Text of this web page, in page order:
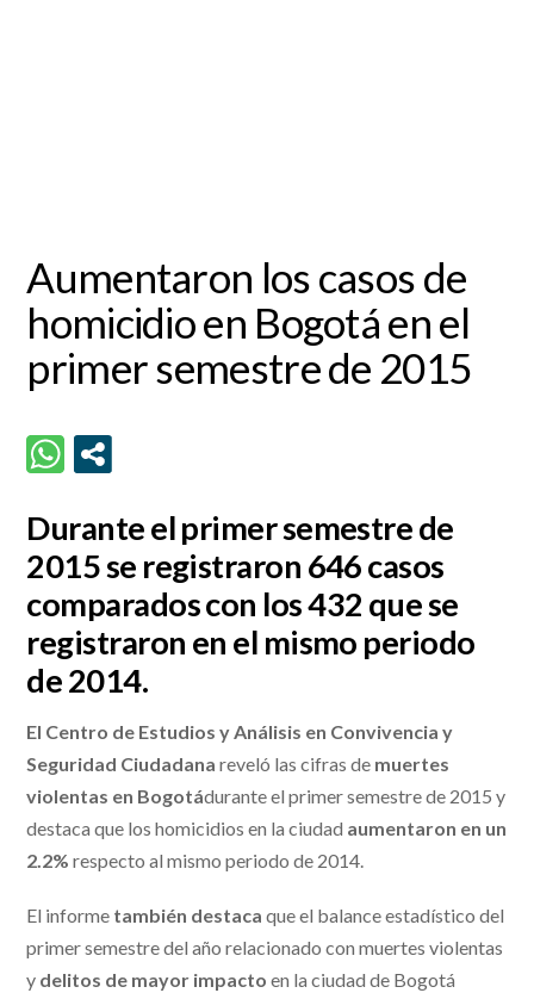
Aumentaron los casos de
homicidio en Bogotá en el
primer semestre de 2015
Durante el primer semestre de
2015 se registraron 646 casos
comparados con los 432 que se
registraron en el mismo periodo
de 2014.
El Centro de Estudios y Análisis en Convivencia y
Seguridad Ciudadana reveló las cifras de muertes
violentas en Bogotádurante el primer semestre de 2015 y
destaca que los homicidios en la ciudad aumentaron en un
2.2% respecto al mismo periodo de 2014.
El informe también destaca que el balance estadístico del
primer semestre del año relacionado con muertes violentas
y delitos de mayor impacto en la ciudad de Bogotá